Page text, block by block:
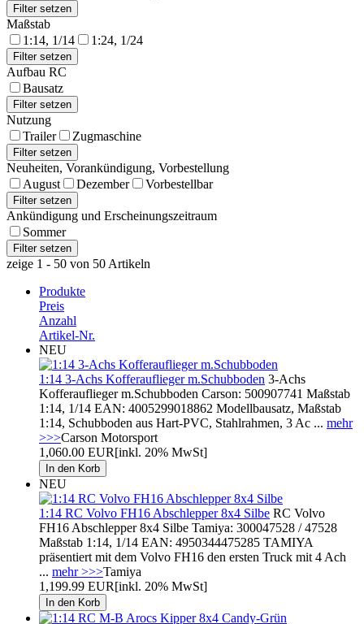
Maßstab
1:14, 1/14
1:24, 1/24
Aufbau RC
Bausatz
Nutzung
Trailer
Zugmaschine
Neuheiten, Vorankündigung, Vorbestellung
August
Dezember Vorbestellbar
Ankündigung und Erscheinungszeitraum
Sommer
zeige 1 - 50 von 50 Artikeln
Produkte
Preis
Anzahl
Artikel-Nr.
NEU
1:14 3-Achs Kofferauflieger m.Schubboden 3-Achs
Kofferauflieger m.Schubboden Carson: 500907741 Maßstab
1:14, 1/14 EAN: 4005299018862 Modellbausatz, Maßstab
1:14, Schubboden aus Hart-PVC, Stahlrahmen, 3 Ac ... mehr
>>>Carson Motorsport
1,060.00 EUR[inkl. 20% MwSt]
NEU
1:14 RC Volvo FH16 Abschlepper 8x4 Silbe RC Volvo
FH16 Abschlepper 8x4 Silbe Tamiya: 300047528 / 47528
Maßstab 1:14, 1/14 EAN: 4950344475285 TAMIYA
präsentiert mit dem Volvo FH16 den ersten Truck mit 4 Ach
... mehr >>>Tamiya
1,199.99 EUR[inkl. 20% MwSt]